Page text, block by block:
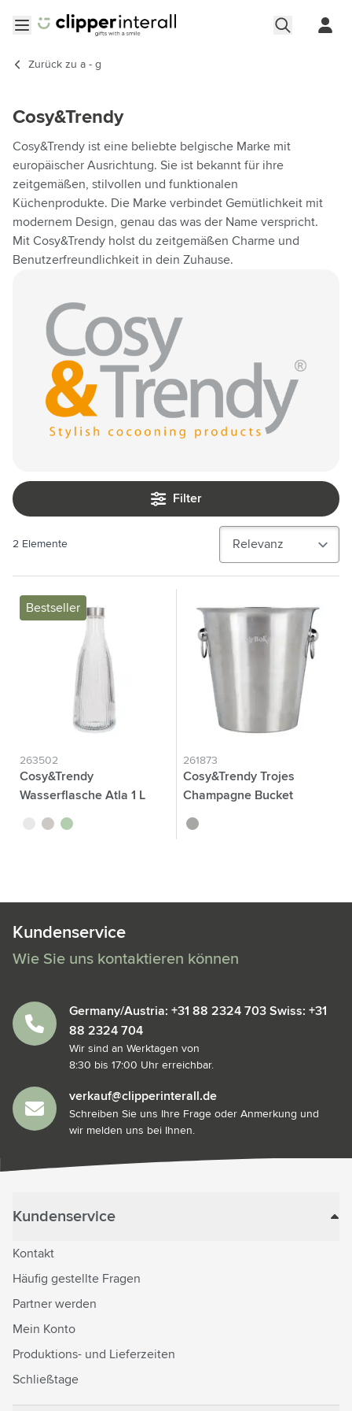
Zurück zu a - g
Cosy&Trendy
Cosy&Trendy ist eine beliebte belgische Marke mit
europäischer Ausrichtung. Sie ist bekannt für ihre
zeitgemäßen, stilvollen und funktionalen
Küchenprodukte. Die Marke verbindet Gemütlichkeit mit
modernem Design, genau das was der Name verspricht.
Mit Cosy&Trendy holst du zeitgemäßen Charme und
Benutzerfreundlichkeit in dein Zuhause.
Filter
2 Elemente
Bestseller
263502
Cosy&Trendy
Wasserflasche Atla 1 L
translucide
gris vert
261873
Cosy&Trendy Trojes
Champagne Bucket
argenté
Kundenservice
Wie Sie uns kontaktieren können
Germany/Austria: +31 88 2324 703 Swiss: +31
88 2324 704
Wir sind an Werktagen von
8:30 bis 17:00 Uhr erreichbar.
verkauf@clipperinterall.de
Schreiben Sie uns Ihre Frage oder Anmerkung und
wir melden uns bei Ihnen.
Kundenservice
Kontakt
Häufig gestellte Fragen
Partner werden
Mein Konto
Produktions- und Lieferzeiten
Schließtage